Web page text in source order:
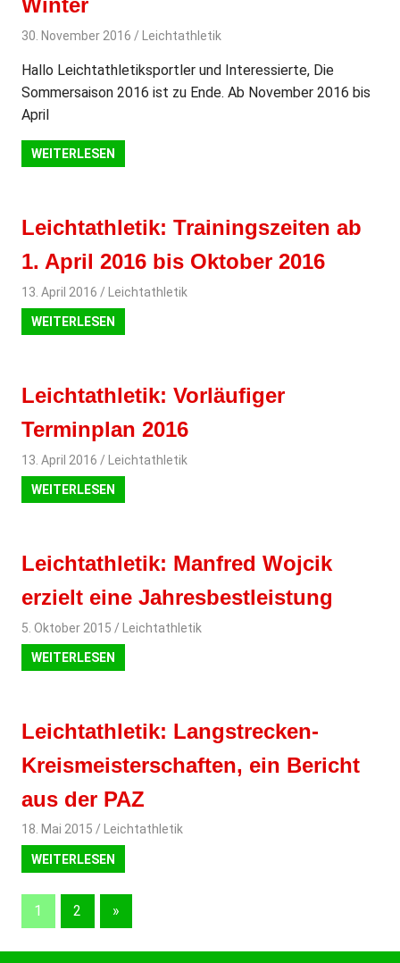
Winter
30. November 2016 svladmin
Leichtathletik
Hallo Leichtathletiksportler und Interessierte, Die
Sommersaison 2016 ist zu Ende. Ab November 2016 bis
April
WEITERLESEN
Leichtathletik: Trainingszeiten ab
1. April 2016 bis Oktober 2016
13. April 2016 svladmin
Leichtathletik
WEITERLESEN
Leichtathletik: Vorläufiger
Terminplan 2016
13. April 2016 svladmin
Leichtathletik
WEITERLESEN
Leichtathletik: Manfred Wojcik
erzielt eine Jahresbestleistung
5. Oktober 2015 svladmin
Leichtathletik
WEITERLESEN
Leichtathletik: Langstrecken-
Kreismeisterschaften, ein Bericht
aus der PAZ
18. Mai 2015 svladmin
Leichtathletik
WEITERLESEN
Beitragsnavigation
1 2
Nächste
Beiträge
»